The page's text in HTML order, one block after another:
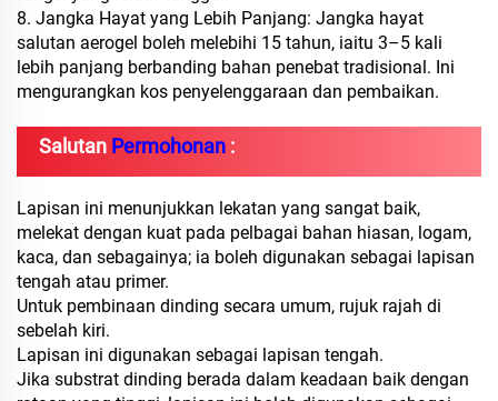
8. Jangka Hayat yang Lebih Panjang: Jangka hayat
salutan aerogel boleh melebihi 15 tahun, iaitu 3–5 kali
lebih panjang berbanding bahan penebat tradisional. Ini
mengurangkan kos penyelenggaraan dan pembaikan.
Salutan Permohonan :
Lapisan ini menunjukkan lekatan yang sangat baik,
melekat dengan kuat pada pelbagai bahan hiasan, logam,
kaca, dan sebagainya; ia boleh digunakan sebagai lapisan
tengah atau primer.
Untuk pembinaan dinding secara umum, rujuk rajah di
sebelah kiri.
Lapisan ini digunakan sebagai lapisan tengah.
Jika substrat dinding berada dalam keadaan baik dengan